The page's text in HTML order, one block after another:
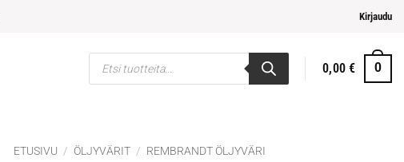
Kirjaudu
Products
search
0,00€ 0
ETUSIVU / ÖLJYVÄRIT / REMBRANDT ÖLJYVÄRI